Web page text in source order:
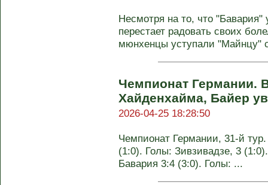
Несмотря на то, что
перестает радовать своих
мюнхенцы уступали "Майнцу"
Чемпионат Германии.
Хайденхайма, Байер
2026-04-25 18:28:50
Чемпионат Германии, 31-й
(1:0). Голы: Зивзивадзе, 3
Бавария 3:4 (3:0). Голы: ...